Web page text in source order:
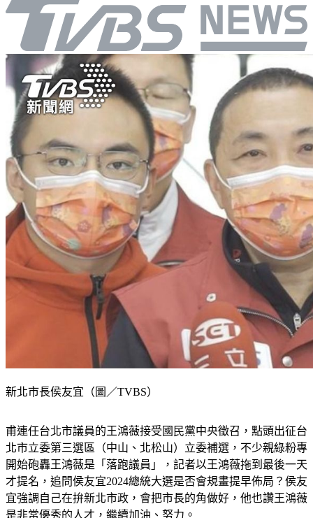
新北市長侯友宜（圖／TVBS）
甫連任台北市議員的王鴻薇接受國民黨中央徵召，點頭出征台
北市立委第三選區（中山、北松山）立委補選，不少親綠粉專
開始砲轟王鴻薇是「落跑議員」，記者以王鴻薇拖到最後一天
才提名，追問侯友宜2024總統大選是否會規畫提早佈局？侯友
宜強調自己在拚新北市政，會把市長的角做好，他也讚王鴻薇
是非常優秀的人才，繼續加油、努力。